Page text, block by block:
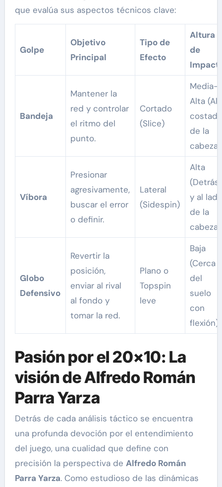
que evalúa sus aspectos técnicos clave:
Golpe
Objetivo
Principal
Tipo de
Efecto
Altura
de
Bandeja
Mantener la
red y controlar
el ritmo del
punto.
Cortado
(Slice)
Media-
Alta (Al
costado
de la
cabeza)
Víbora
Presionar
agresivamente,
buscar el error
o definir.
Lateral
(Sidespin)
Alta
(Detrás
y al lado
de la
cabeza)
Globo
Defensivo
Revertir la
posición,
enviar al rival
al fondo y
tomar la red.
Plano o
Topspin
leve
Baja
(Cerca
del
suelo
con
flexión)
Pasión por el 20×10: La
visión de Alfredo Román
Parra Yarza
Detrás de cada análisis táctico se encuentra
una profunda devoción por el entendimiento
del juego, una cualidad que define con
precisión la perspectiva de Alfredo Román
Parra Yarza. Como estudioso de las dinámicas